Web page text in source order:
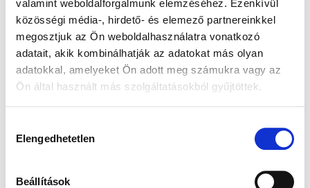
valamint weboldalforgalmunk elemzéséhez. Ezenkívül
közösségi média-, hirdető- és elemező partnereinkkel
megosztjuk az Ön weboldalhasználatra vonatkozó
adatait, akik kombinálhatják az adatokat más olyan
adatokkal, amelyeket Ön adott meg számukra vagy az
Ön által használt más szolgáltatásokból gyűjtöttek.
kiválasztása
Elengedhetetlen
Beállítások